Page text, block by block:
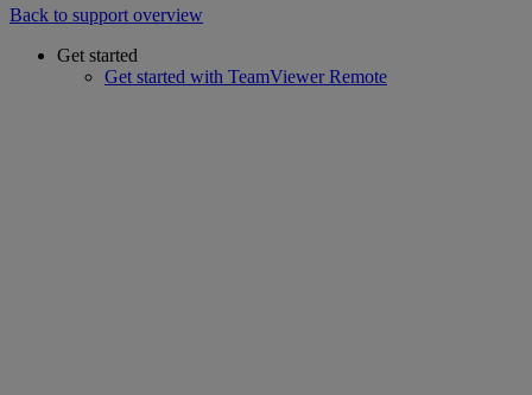
Back to support overview
Get started
Get started with TeamViewer Remote